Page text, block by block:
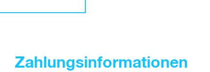
Zahlungsinformationen